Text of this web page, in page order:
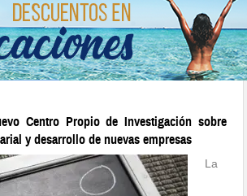
Centro Propio de Investigación sobre
y desarrollo de nuevas empresas
La